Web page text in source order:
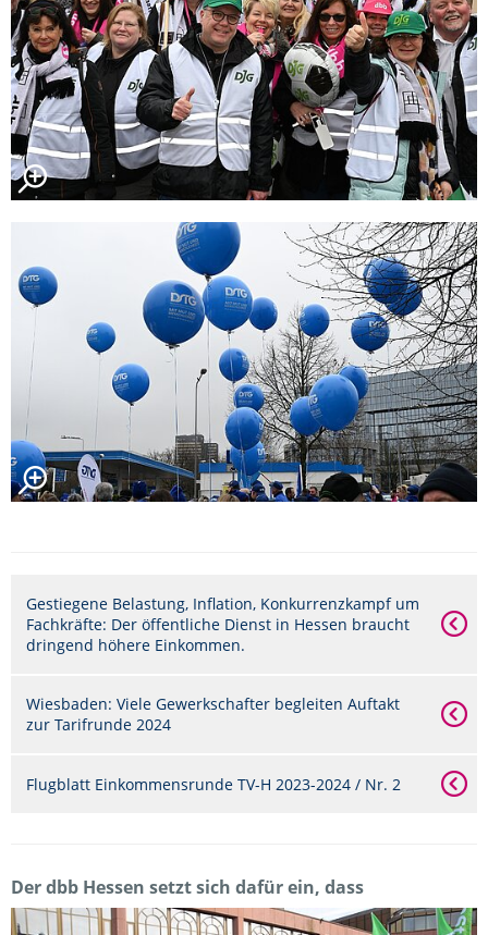
Gestiegene Belastung, Inflation, Konkurrenzkampf um
Fachkräfte: Der öffentliche Dienst in Hessen braucht
dringend höhere Einkommen.
Wiesbaden: Viele Gewerkschafter begleiten Auftakt
zur Tarifrunde 2024
Flugblatt Einkommensrunde TV-H 2023-2024 / Nr. 2
Der dbb Hessen setzt sich dafür ein, dass